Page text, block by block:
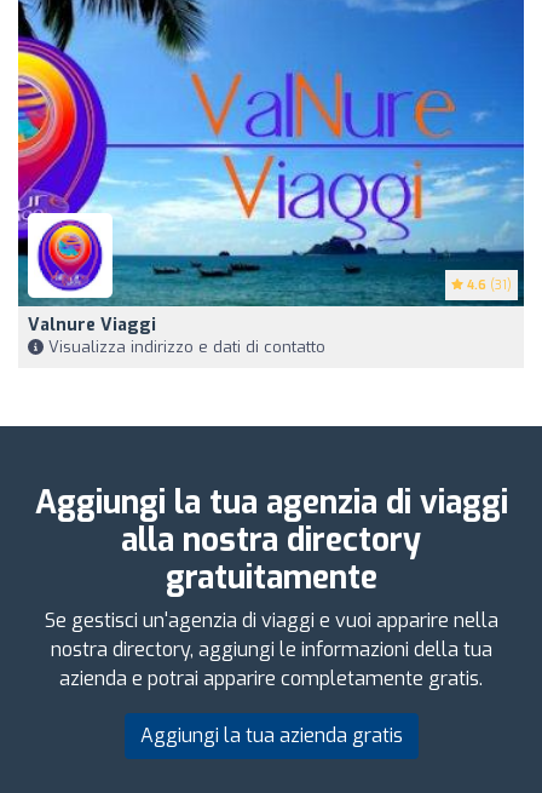
4.6 (31)
Valnure Viaggi
Visualizza indirizzo e dati di contatto
Aggiungi la tua agenzia di viaggi
alla nostra directory
gratuitamente
Se gestisci un'agenzia di viaggi e vuoi apparire nella
nostra directory, aggiungi le informazioni della tua
azienda e potrai apparire completamente gratis.
Aggiungi la tua azienda gratis